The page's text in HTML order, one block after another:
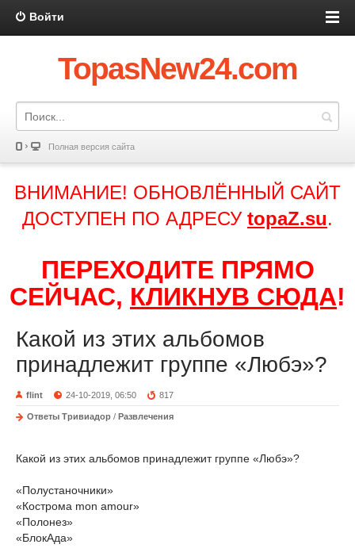
Войти
TopasNew24.com
Полная версия сайта
ВНИМАНИЕ! ОБНОВЛЁННЫЙ САЙТ
ДОСТУПЕН ПО АДРЕСУ topaZ.su.
ПЕРЕХОДИТЕ ПРЯМО
СЕЙЧАС, КЛИКНУВ СЮДА!
Какой из этих альбомов
принадлежит группе «Любэ»?
flint 24-10-2019, 06:50 817
Ответы Тривиадор / Развлечения
Какой из этих альбомов принадлежит группе «Любэ»?
«Полустаночники»
«Кострома mon amour»
«Полонез»
«БлокАда»